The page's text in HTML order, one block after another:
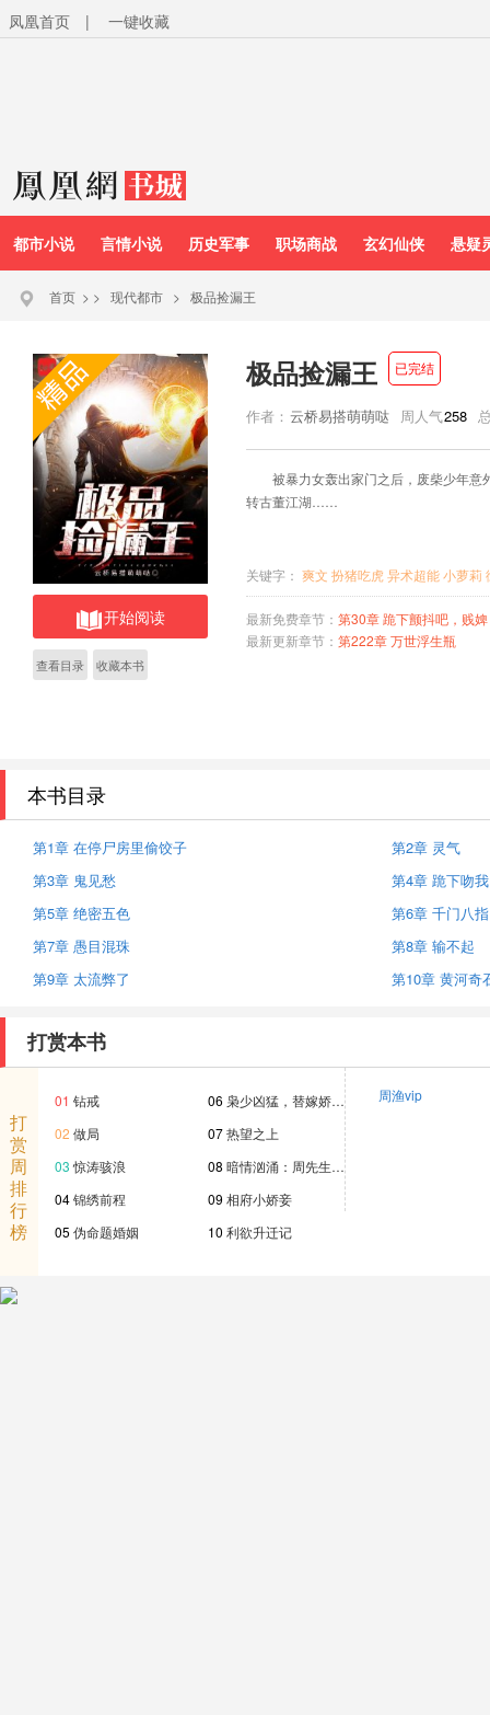
凤凰首页 | 一键收藏
都市小说 言情小说 历史军事 职场商战 玄幻仙侠 悬疑
首页 > > 现代都市 > 极品捡漏王
开始阅读
查看目录 收藏本书
极品捡漏王 已完结
作者： 云桥易搭萌萌哒 周人气258
被暴力女轰出家门之后，废柴少年
转古董江湖……
关键字： 爽文 扮猪吃虎 异术超能小萝莉
最新免费章节： 第30章 跪下颤抖吧，贱婢
最新更新章节： 第222章 万世浮生瓶
本书目录
第1章 在停尸房里偷饺子
第2章 灵气
第3章 鬼见愁
第4章 跪下吻我
第5章 绝密五色
第6章 千门八指
第7章 愚目混珠
第8章 输不起
第9章 太流弊了
第10章 黄河奇
打赏本书
打
赏
周
排
行
榜
01 钻戒
02 做局
03 惊涛骇浪
04锦绣前程
05 伪命题婚姻
06 枭少凶猛，替嫁娇…
07热望之上
08 暗情汹涌：周先生…
09 相府小娇妾
10 利欲升迁记
周渔vip